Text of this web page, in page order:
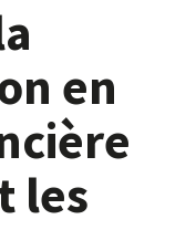
en
les